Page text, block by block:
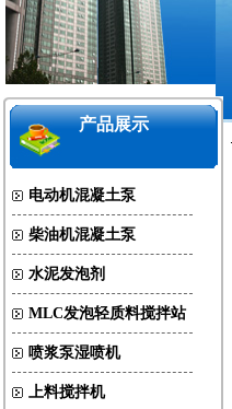
产品展示
电动机混凝土泵
柴油机混凝土泵
水泥发泡剂
MLC发泡轻质料搅拌站
喷浆泵湿喷机
上料搅拌机